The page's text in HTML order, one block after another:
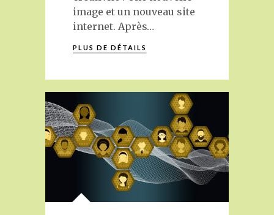
image et un nouveau site
internet. Après…
PLUS DE DÉTAILS